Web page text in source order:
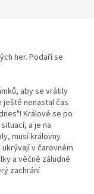
her. Podaří se
aby se vrátily
ještě nenastal čas
Králové se po
a je na
musí královny
v čarovném
a věčně záludné
zachrání